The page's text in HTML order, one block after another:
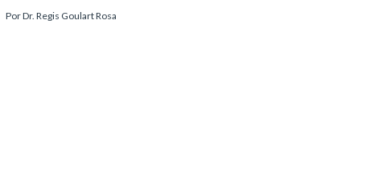
manejo estruturado são determinantes para o desfe
PorDr. Regis Goulart Rosa